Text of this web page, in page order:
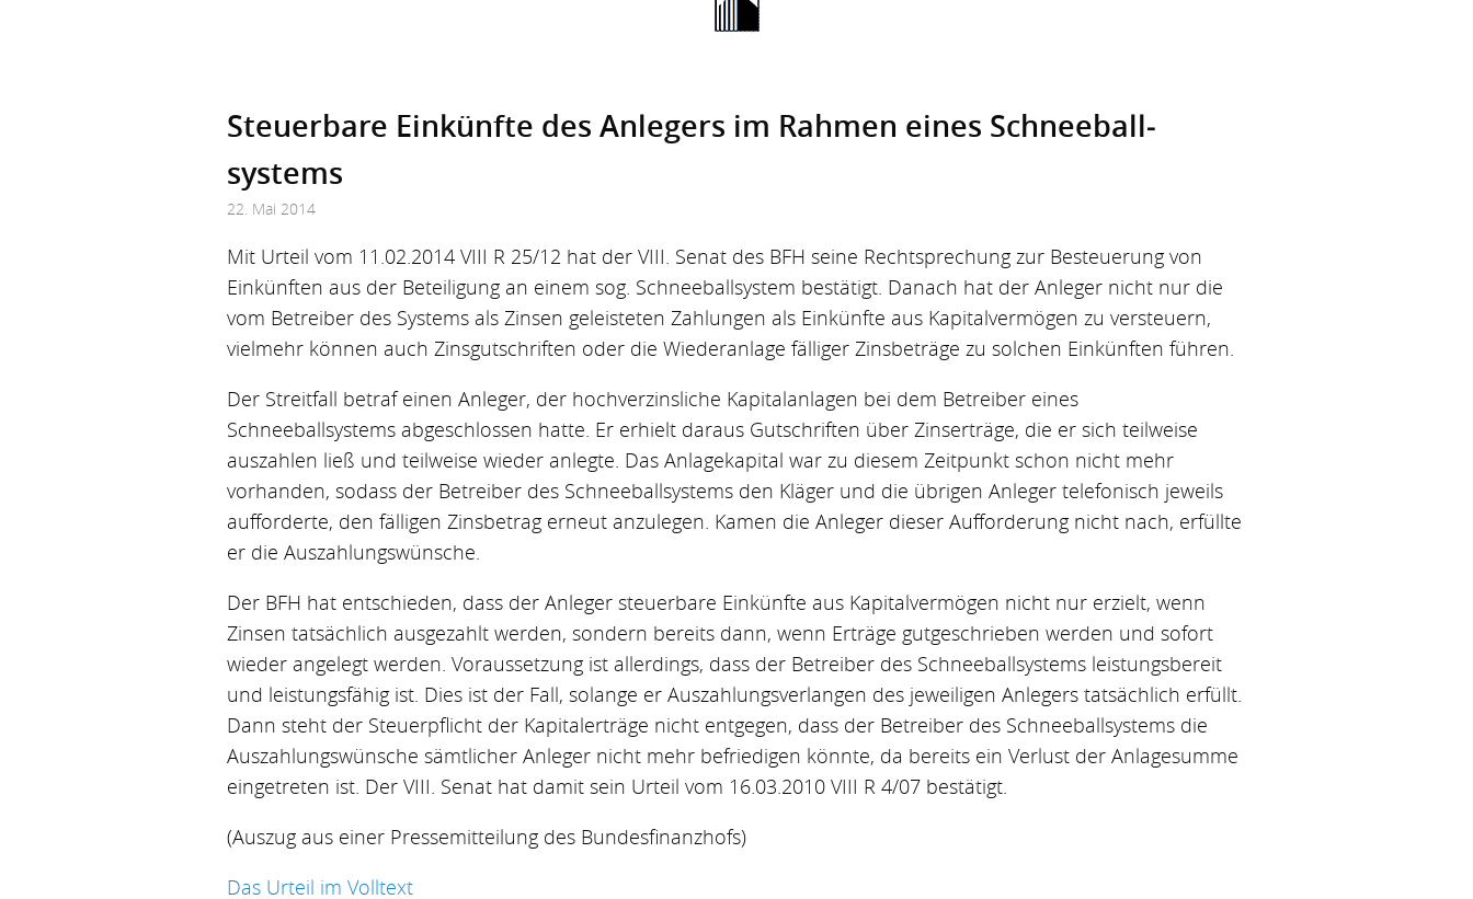
Steuerbare Einkünfte des Anlegers im Rahmen eines Schneeball­
systems
22. Mai 2014
Mit Urteil vom 11.02.2014 VIII R 25/12 hat der VIII. Senat des BFH seine Rechtsprechung zur Besteuerung von
Einkünften aus der Beteiligung an einem sog. Schneeballsystem bestätigt. Danach hat der Anleger nicht nur die
vom Betreiber des Systems als Zinsen geleisteten Zahlungen als Einkünfte aus Kapitalvermögen zu versteuern,
vielmehr können auch Zinsgutschriften oder die Wiederanlage fälliger Zinsbeträge zu solchen Einkünften führen.
Der Streitfall betraf einen Anleger, der hochverzinsliche Kapitalanlagen bei dem Betreiber eines
Schneeballsystems abgeschlossen hatte. Er erhielt daraus Gutschriften über Zinserträge, die er sich teilweise
auszahlen ließ und teilweise wieder anlegte. Das Anlagekapital war zu diesem Zeitpunkt schon nicht mehr
vorhanden, sodass der Betreiber des Schneeballsystems den Kläger und die übrigen Anleger telefonisch jeweils
aufforderte, den fälligen Zinsbetrag erneut anzulegen. Kamen die Anleger dieser Aufforderung nicht nach, erfüllte
er die Auszahlungswünsche.
Der BFH hat entschieden, dass der Anleger steuerbare Einkünfte aus Kapitalvermögen nicht nur erzielt, wenn
Zinsen tatsächlich ausgezahlt werden, sondern bereits dann, wenn Erträge gutgeschrieben werden und sofort
wieder angelegt werden. Voraussetzung ist allerdings, dass der Betreiber des Schneeballsystems leistungsbereit
und leistungsfähig ist. Dies ist der Fall, solange er Auszahlungsverlangen des jeweiligen Anlegers tatsächlich erfüllt.
Dann steht der Steuerpflicht der Kapitalerträge nicht entgegen, dass der Betreiber des Schneeballsystems die
Auszahlungswünsche sämtlicher Anleger nicht mehr befriedigen könnte, da bereits ein Verlust der Anlagesumme
eingetreten ist. Der VIII. Senat hat damit sein Urteil vom 16.03.2010 VIII R 4/07 bestätigt.
(Auszug aus einer Pressemitteilung des Bundesfinanzhofs)
Das Urteil im Volltext